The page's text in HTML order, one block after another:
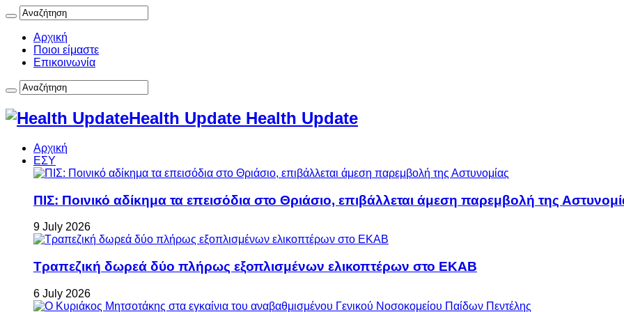
Αρχική
Ποιοι είμαστε
Επικοινωνία
Health Update Health Update
Αρχική
ΕΣΥ
ΠΙΣ: Ποινικό αδίκημα τα επεισόδια στο Θριάσιο, επιβάλλεται άμεση παρεμβολή της
9 July 2026
Τραπεζική δωρεά δύο πλήρως εξοπλισμένων ελικοπτέρων στο ΕΚΑΒ
6 July 2026